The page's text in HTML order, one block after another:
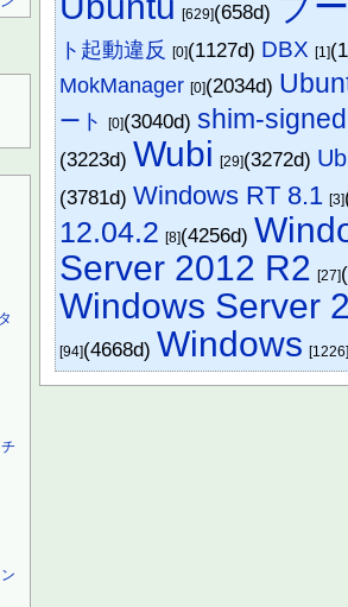
[629](658d)
ト起動違反 [0](1127d) DBX [1]
MokManager [0](2034d)
ート [0](3040d)shim-signed
(3223d) Wubi [29](3272d)
(3781d)Windows RT 8.1 [3]
12.04.2 [8](4256d)
Server 2012 R2 [27]
Windows Server
[94](4668d) Windows